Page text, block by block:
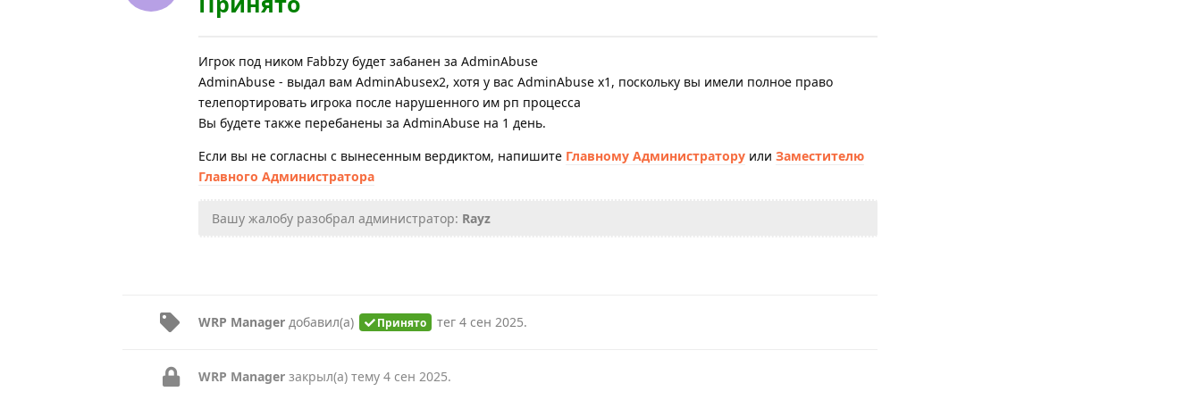
Игрок под ником Fabbzy будет забанен за AdminAbuse
AdminAbuse - выдал вам AdminAbusex2, хотя у вас AdminAbuse x1, поскольку вы имели полное право
телепортировать игрока после нарушенного им рп процесса
Вы будете также перебанены за AdminAbuse на 1 день.
Если вы не согласны с вынесенным вердиктом, напишите Главному Администратору или Заместителю
Главного Администратора
Вашу жалобу разобрал администратор: Rayz
WRP Manager добавил(а) Принято тег 4 сен 2025.
WRP Manager закрыл(а) тему 4 сен 2025.